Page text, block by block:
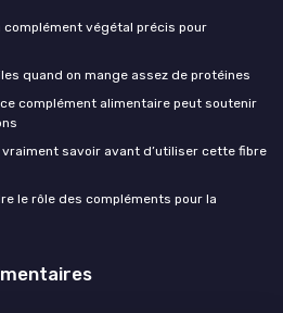
complément végétal précis pour
quand on mange assez de protéines
complément alimentaire peut soutenir
savoir avant d’utiliser cette fibre
le rôle des compléments pour la